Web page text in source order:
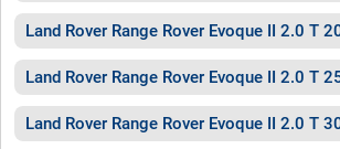
Land Rover Range Rover Evoque II 2.0 T
Land Rover Range Rover Evoque II 2.0 T
Land Rover Range Rover Evoque II 2.0 T